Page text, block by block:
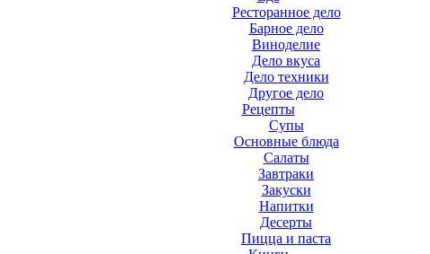
Ресторанное дело
Барное дело
Виноделие
Дело вкуса
Дело техники
Другое дело
Рецепты
Супы
Основные блюда
Салаты
Завтраки
Закуски
Напитки
Десерты
Пицца и паста